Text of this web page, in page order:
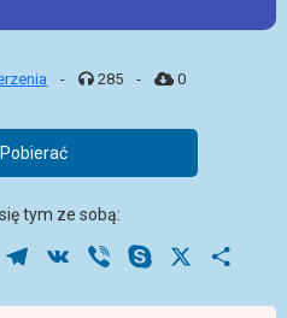
- 285 - 0
Pobierać
tym ze sobą:
LinkedInTelegram
VK Viber Skype